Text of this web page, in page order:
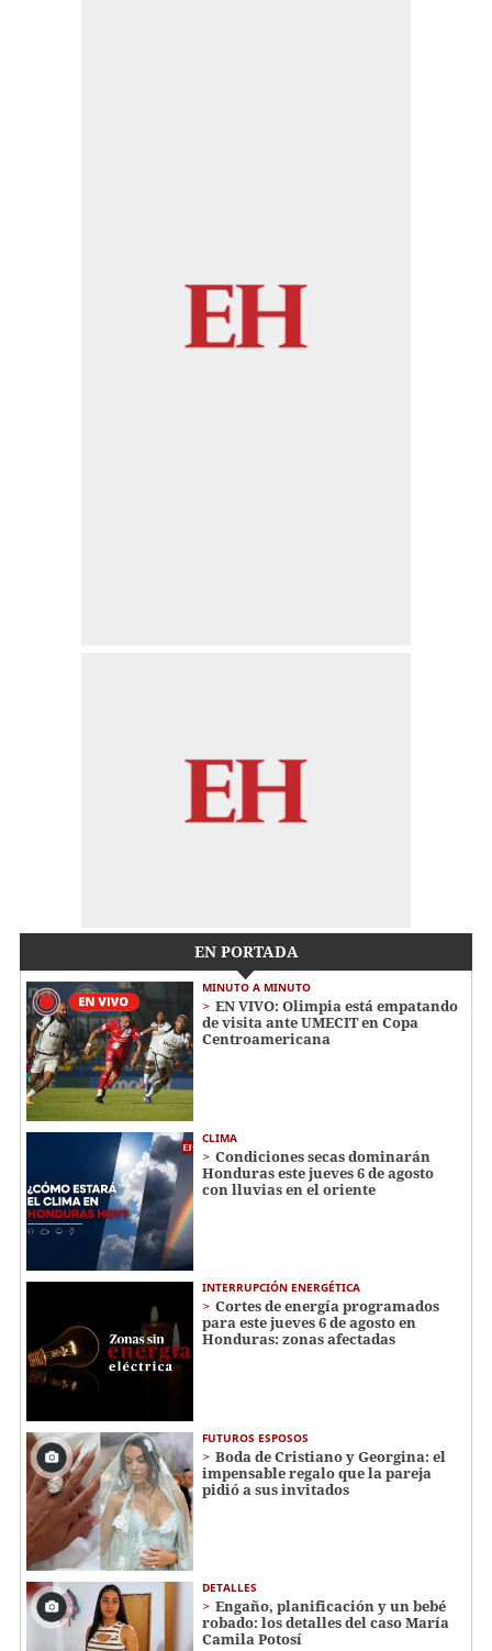
EN PORTADA
MINUTO A MINUTO
EN VIVO: Olimpia está empatando
de visita ante UMECIT en Copa
Centroamericana
CLIMA
Condiciones secas dominarán
Honduras este jueves 6 de agosto
con lluvias en el oriente
INTERRUPCIÓN ENERGÉTICA
Cortes de energía programados
para este jueves 6 de agosto en
Honduras: zonas afectadas
FUTUROS ESPOSOS
Boda de Cristiano y Georgina: el
impensable regalo que la pareja
pidió a sus invitados
DETALLES
Engaño, planificación y un bebé
robado: los detalles del caso María
Camila Potosí